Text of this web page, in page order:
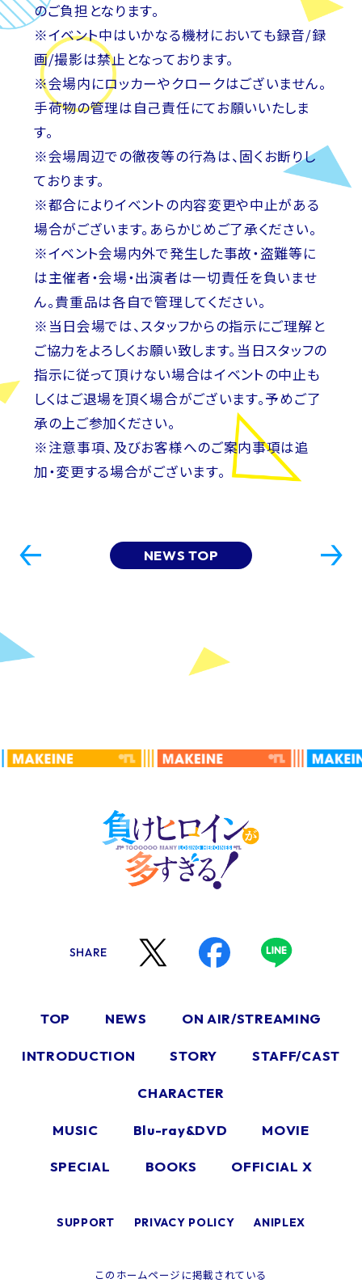
のご負担となります。
※イベント中はいかなる機材においても録音/録
画/撮影は禁止となっております。
※会場内にロッカーやクロークはございません。
手荷物の管理は自己責任にてお願いいたしま
す。
※会場周辺での徹夜等の行為は、固くお断りし
ております。
※都合によりイベントの内容変更や中止がある
場合がございます。あらかじめご了承ください。
※イベント会場内外で発生した事故・盗難等に
は主催者・会場・出演者は一切責任を負いませ
ん。貴重品は各自で管理してください。
※当日会場では、スタッフからの指示にご理解と
ご協力をよろしくお願い致します。当日スタッフの
指示に従って頂けない場合はイベントの中止も
しくはご退場を頂く場合がございます。予めご了
承の上ご参加ください。
※注意事項、及びお客様へのご案内事項は追
加・変更する場合がございます。
NEWS TOP
SHARE
TOP NEWS ON AIR/STREAMING
INTRODUCTION STORY STAFF/CAST
CHARACTER
MUSIC Blu-ray&DVD MOVIE
SPECIAL BOOKS OFFICIAL X
SUPPORT PRIVACY POLICY ANIPLEX
このホームページに掲載されている